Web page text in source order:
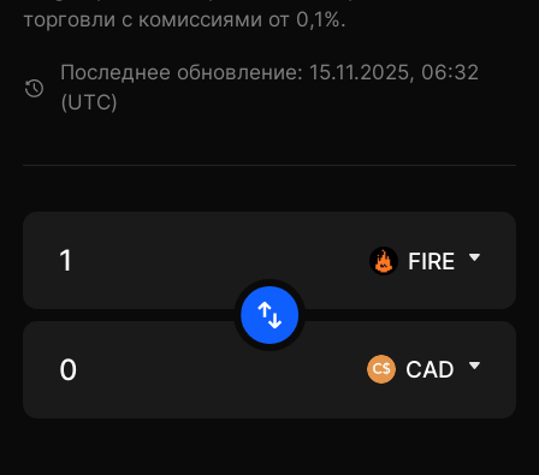
торговли с комиссиями от 0,1%.
Последнее обновление: 15.11.2025, 06:32
(UTC)
FIRE
CAD